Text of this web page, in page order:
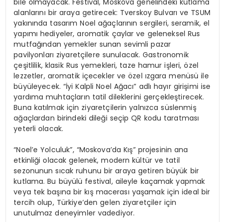
bile olmayacak. Festival, Moskova genelindeki kutlama
alanlarını bir araya getirecek: Tverskoy Bulvarı ve TSUM
yakınında tasarım Noel ağaçlarının sergileri, seramik, el
yapımı hediyeler, aromatik çaylar ve geleneksel Rus
mutfağından yemekler sunan sevimli pazar
pavilyonları ziyaretçilere sunulacak. Gastronomik
çeşitlilik, klasik Rus yemekleri, taze hamur işleri, özel
lezzetler, aromatik içecekler ve özel ızgara menüsü ile
büyüleyecek. “İyi Kalpli Noel Ağacı” adlı hayır girişimi ise
yardıma muhtaçların tatil dileklerini gerçekleştirecek.
Buna katılmak için ziyaretçilerin yalnızca süslenmiş
ağaçlardan birindeki dileği seçip QR kodu taratması
yeterli olacak.
“Noel’e Yolculuk”, “Moskova’da Kış” projesinin ana
etkinliği olacak gelenek, modern kültür ve tatil
sezonunun sıcak ruhunu bir araya getiren büyük bir
kutlama. Bu büyülü festival, aileyle kaçamak yapmak
veya tek başına bir kış macerası yaşamak için ideal bir
tercih olup, Türkiye’den gelen ziyaretçiler için
unutulmaz deneyimler vadediyor.